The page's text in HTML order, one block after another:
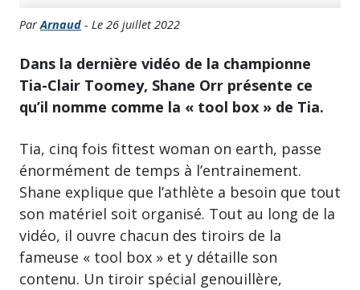
ParArnaud - Le 26 juillet 2022
Dans la dernière vidéo de la championne
Tia-Clair Toomey, Shane Orr présente ce
qu’il nomme comme la « tool box » de Tia.
Tia, cinq fois fittest woman on earth, passe
énormément de temps à l’entrainement.
Shane explique que l’athlète a besoin que tout
son matériel soit organisé. Tout au long de la
vidéo, il ouvre chacun des tiroirs de la
fameuse « tool box » et y détaille son
contenu. Un tiroir spécial genouillère,